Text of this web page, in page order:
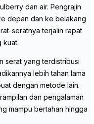
dan air. Pengrajin
depan dan ke belakang
seratnya terjalin rapat
kuat.
serat yang terdistribusi
lebih tahan lama
dengan metode lain.
dan pengalaman
mampu bertahan hingga